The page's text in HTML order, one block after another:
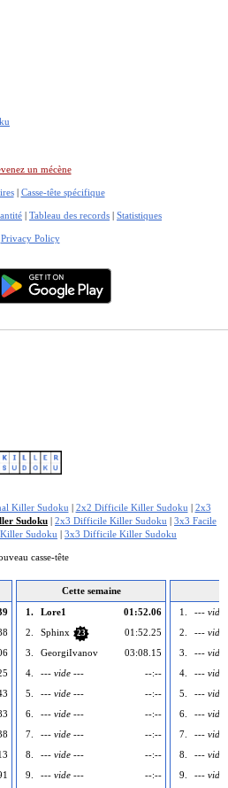
un mécène
| Casse-tête spécifique
| Tableau des records | Statistiques
Privacy Policy
Killer Sudoku 2x2 Difficile Killer Sudoku
2x3
Sudoku 2x3 Difficile Killer Sudoku
3x3 Facile
Sudoku 3x3 Difficile Killer Sudoku
casse-tête
Cette semaine
1.
Lore1
01:52.06
2.
Sphinx 23
01:52.25
3.
GeorgiIvanov
03:08.15
4.
--- vide ---
--:--
5.
--- vide ---
--:--
6.
--- vide ---
--:--
7.
--- vide ---
--:--
8.
--- vide ---
--:--
9.
--- vide ---
--:--
1.
--- vide
2.
--- vide
3.
--- vide
4.
--- vide
5.
--- vide
6.
--- vide
7.
--- vide
8.
--- vide
9.
--- vide